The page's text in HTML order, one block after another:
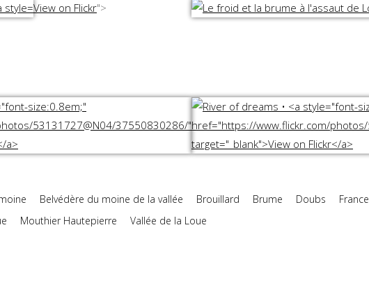
View on Flickr">
Belvédère du moine de la vallée Brouillard Brume Doubs France
Mouthier Hautepierre Vallée de la Loue